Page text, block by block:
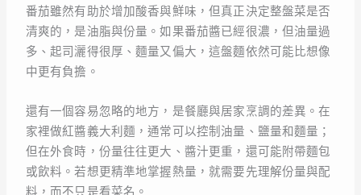
番茄雖然有助於增加酸香與鮮味，但真正決定整盤菜是否
清爽的，是油脂與份量。如果番茄醬已經很濃，但油量過
多、起司灑得很厚、麵量又偏大，這盤麵依然可能比想像
中更有負擔。
還有一個容易忽略的地方，是餐廳與居家烹調的差異。在
家裡做紅醬義大利麵，通常可以控制油量、鹽量和麵量；
但在外食時，份量往往更大、醬汁更重，還可能附帶麵包
或飲料。若想更精準地掌握熱量，就需要先理解份量與配
料，而不只是看菜名。